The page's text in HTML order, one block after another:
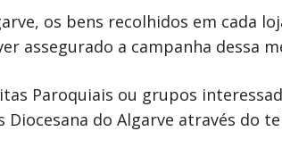
os bens recolhidos em cada
assegurado a campanha dessa
Paroquiais ou grupos
Diocesana do Algarve através do